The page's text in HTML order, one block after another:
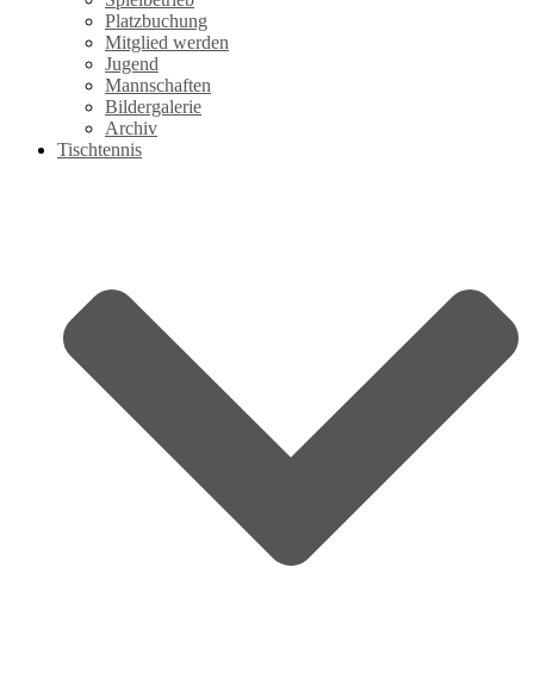
Platzbuchung
Mitglied werden
Jugend
Mannschaften
Bildergalerie
Archiv
Tischtennis